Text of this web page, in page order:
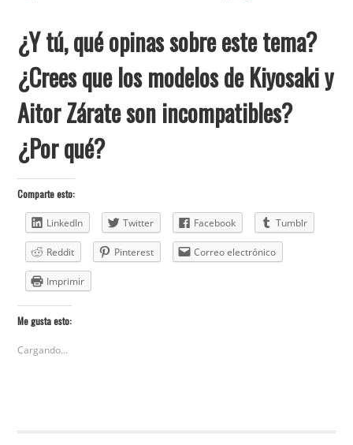
¿Y tú, qué opinas sobre este tema?
¿Crees que los modelos de Kiyosaki y
Aitor Zárate son incompatibles?
¿Por qué?
Comparte esto:
LinkedIn Twitter Facebook Tumblr
Reddit Pinterest Correo electrónico
Imprimir
Me gusta esto:
Cargando...